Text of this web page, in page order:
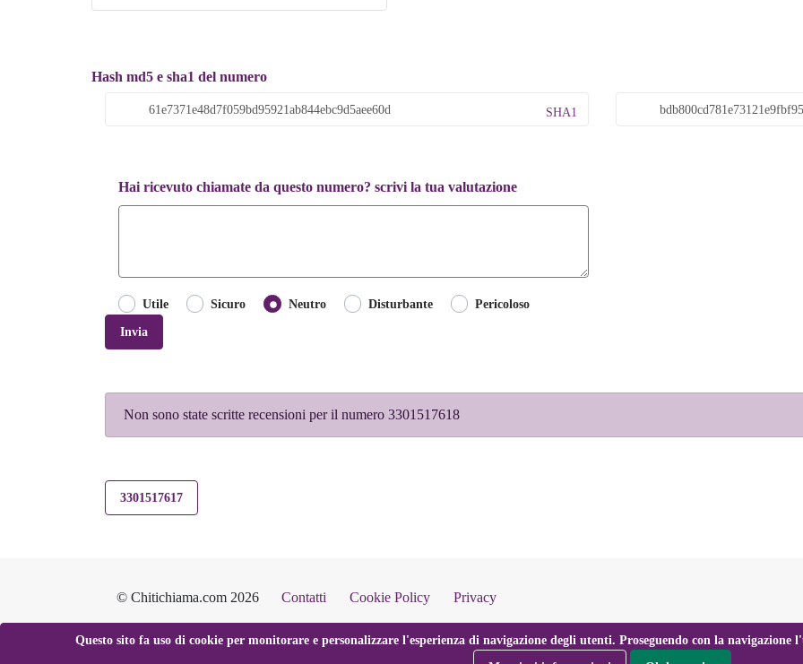
Hash md5 e sha1 del numero
SHA1
Hai ricevuto chiamate da questo numero? scrivi la tua valutazione
Utile Sicuro Neutro Disturbante
Pericoloso
Invia
Non sono state scritte recensioni per il numero 3301517618
3301517617
© Chitichiama.com 2026 Contatti Cookie Policy Privacy
Questo sito fa uso di cookie per monitorare e personalizzare l'esperienza di navigazione degli utenti. Proseguendo con la